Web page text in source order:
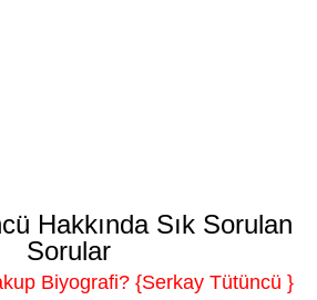
Hakkında Sık Sorulan
Sorular
Biyografi? {Serkay Tütüncü }